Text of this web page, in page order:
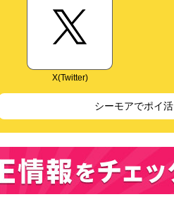
X(Twitter)
シーモアでポイ活